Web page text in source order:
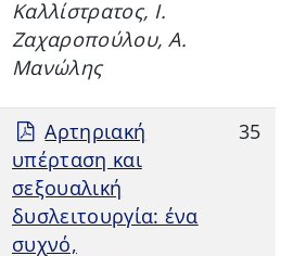
Καλλίστρατος, Ι.
Ζαχαροπούλου, Α.
Μανώλης
Αρτηριακή
υπέρταση και
σεξουαλική
δυσλειτουργία: ένα
συχνό,
35